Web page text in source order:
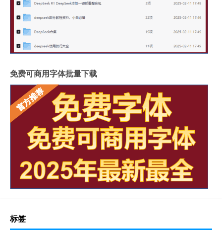
免费可商用字体批量下载
标签